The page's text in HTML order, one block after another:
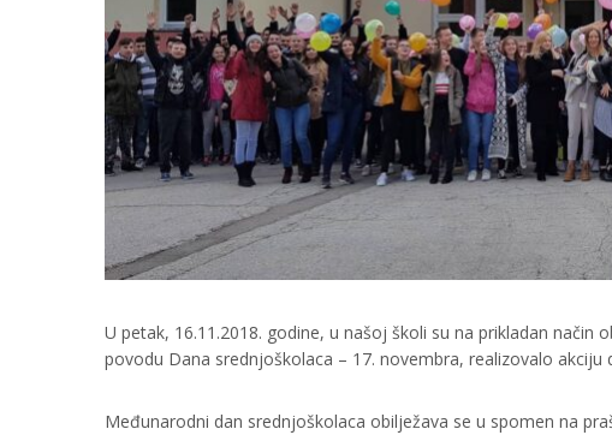
U petak, 16.11.2018. godine, u našoj školi su na prikladan
povodu Dana srednjoškolaca – 17. novembra, realizovalo akciju
Međunarodni dan srednjoškolaca obilježava se u spomen na